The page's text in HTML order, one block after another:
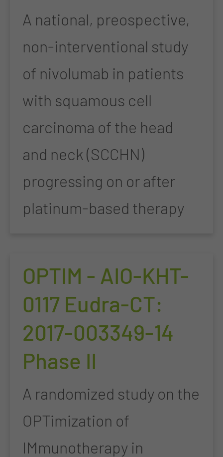
A national, preospective,
non-interventional study
of nivolumab in patients
with squamous cell
carcinoma of the head
and neck (SCCHN)
progressing on or after
platinum-based therapy
OPTIM - AIO-KHT-
0117 Eudra-CT:
2017-003349-14
Phase II
A randomized study on the
OPTimization of
IMmunotherapy in